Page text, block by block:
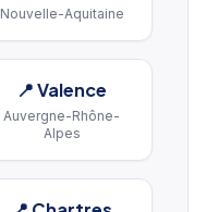
Nouvelle-Aquitaine
📍Valence
Auvergne-Rhône-
Alpes